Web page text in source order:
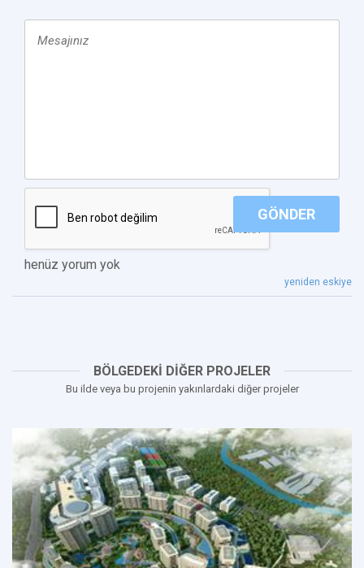
GÖNDER
henüz yorum yok
yeniden eskiye
BÖLGEDEKİ DİĞER PROJELER
Bu ilde veya bu projenin yakınlardaki diğer projeler